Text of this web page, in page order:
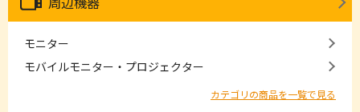
モニター
モバイルモニター・プロジェクター
カテゴリの商品を一覧で見る